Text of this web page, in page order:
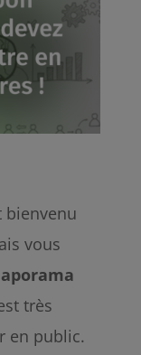
bienvenu
vous
très
en public.